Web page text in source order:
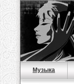
Музыка